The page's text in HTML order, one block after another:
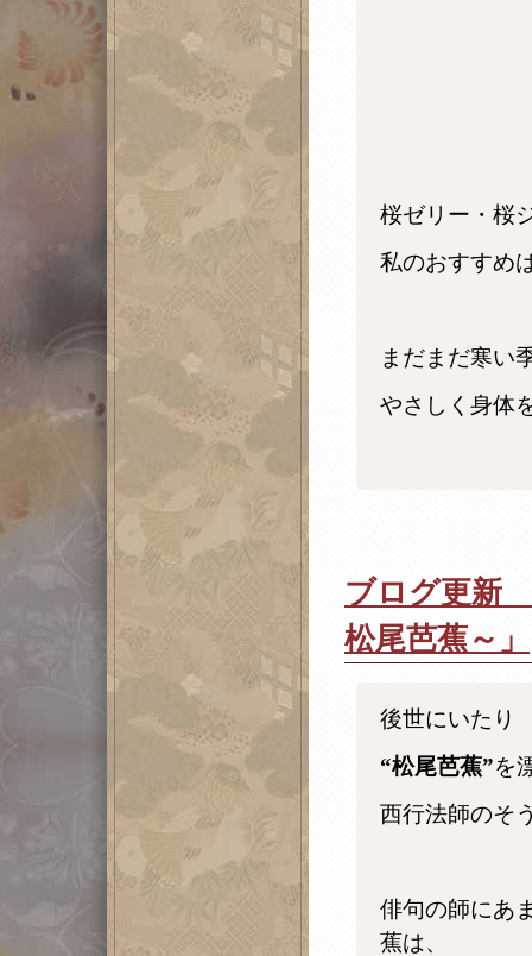
桜ゼリー・桜
私のおすすめ
まだまだ寒い
やさしく身体
ブログ更新
松尾芭蕉～」
後世にいたり
“松尾芭蕉”を
西行法師のそ
俳句の師にあ
蕉は、